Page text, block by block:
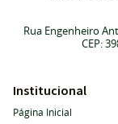
Rua Engenheiro
CEP:
Institucional
Página Inicial